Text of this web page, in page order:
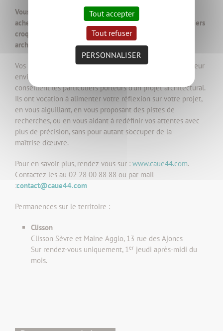
Vous désirez construire, aménager, restaurer une maison,
acheter un terrain… Avant de vous engager, dès les premiers
croquis, profitez des conseils gratuits d’un professionnel
architecte.
Vos projets doivent être de qualité et respectueuses de leur
environnement. C’est pourquoi des architectes du CAUE
conseillent les particuliers porteurs d’un projet architectural.
Ils ont vocation à alimenter votre réflexion sur votre projet,
en vous aiguillant, en vous proposant des pistes de
recherches, ou en vous aidant à redéfinir vos attentes avec
plus de précision, sans pour autant s’occuper de la
maîtrise d’œuvre.
Pour en savoir plus, rendez-vous sur : www.caue44.com.
Contactez les au 02 28 00 88 88 ou par mail
:contact@caue44.com
Permanences sur le territoire :
Clisson
Clisson Sèvre et Maine Agglo, 13 rue des Ajoncs
Sur rendez-vous uniquement, 1er jeudi après-midi du
mois.
Tout accepter
Tout refuser
PERSONNALISER